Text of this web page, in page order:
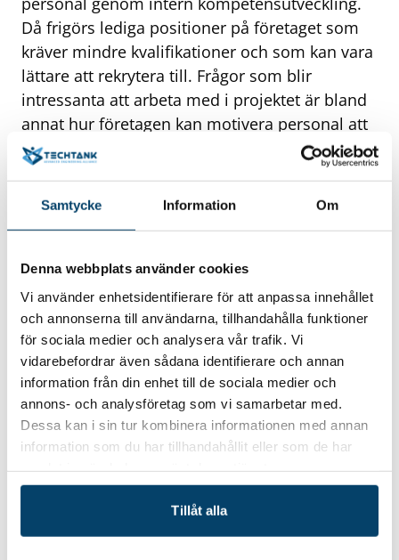
Samtycke Information Om
Denna webbplats använder cookies
Vi använder enhetsidentifierare för att anpassa innehållet
och annonserna till användarna, tillhandahålla funktioner
för sociala medier och analysera vår trafik. Vi
vidarebefordrar även sådana identifierare och annan
information från din enhet till de sociala medier och
annons- och analysföretag som vi samarbetar med.
Dessa kan i sin tur kombinera informationen med annan
information som du har tillhandahållit eller som de har
Tillåt alla
Då frigörs lediga positioner på företaget som
kräver mindre kvalifikationer och som kan vara
lättare att rekrytera till. Frågor som blir
intressanta att arbeta med i projektet är bland
annat hur företagen kan motivera personal att
vilja utvecklas och ta nästa steg på
kompetenstrappan, hur man kan arbeta med
mentorskap för att stötta ny personal och hur
företaget kan bredda sin rekryteringsbas. –
till industrin är det viktigt att arbeta med så
brett perspektiv som möjligt. Det handlar
många gånger om att se förbi stereotypen av
vilka som arbetar i industrin och se till hur man
rekryterar utifrån bland annat kön, ålder och
etnicitet där det många gånger råder en
obalans. Hur kan vi till exempel bli bättre på att
attrahera fler kvinnor och unga till industrin?
bakgrund? Detta är viktiga frågor för företagets
arbetsgivarvarumärke, eller employer
branding, som också är ett av de områden vi